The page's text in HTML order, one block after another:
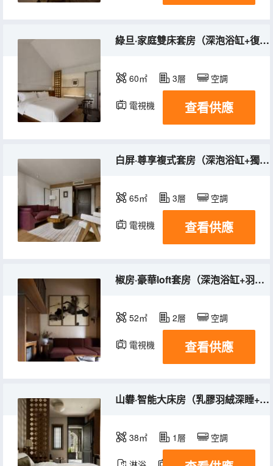
綠旦·家庭雙床套房（深泡浴缸+復古美居+智能馬桶）
60㎡ 3層 空調
電視機 冰箱
查看供應
白屏·尊享複式套房（深泡浴缸+獨美閣樓+智能馬桶）
65㎡ 3層 空調
電視機 冰箱
查看供應
椒房·豪華loft套房（深泡浴缸+羽絨深睡+智能馬桶）
52㎡ 2層 空調
電視機 冰箱
查看供應
山礬·智能大床房（乳膠羽絨深睡+智能馬桶+復古美居）
38㎡ 1層 空調